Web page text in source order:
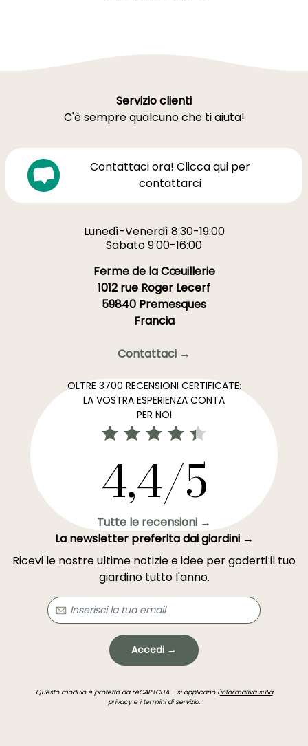
Servizio clienti
C'è sempre qualcuno che ti aiuta!
Contattaci ora! Clicca qui per
contattarci
Lunedì-Venerdì 8:30-19:00
Sabato 9:00-16:00
Ferme de la Cœuillerie
1012 rue Roger Lecerf
59840 Premesques
Francia
Contattaci →
OLTRE 3700 RECENSIONI CERTIFICATE:
LA VOSTRA ESPERIENZA CONTA
PER NOI
4,4/5
Tutte le recensioni →
La newsletter preferita dai giardini →
Ricevi le nostre ultime notizie e idee per goderti il tuo
giardino tutto l'anno.
Accedi →
Questo modulo è protetto da reCAPTCHA - si applicano l'informativa sulla
privacye itermini di servizio.